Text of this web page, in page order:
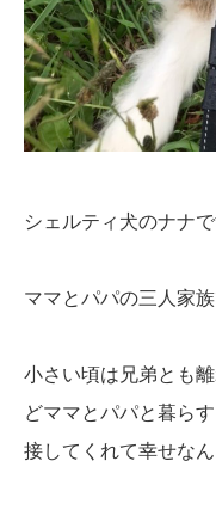
シェルティ犬のナナ
ママとパパの三人家
小さい頃は兄弟とも
どママとパパと暮ら
接してくれて幸せな